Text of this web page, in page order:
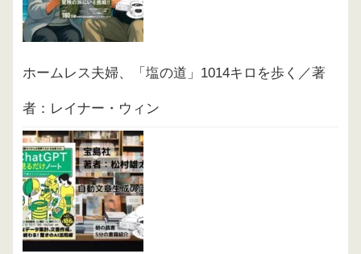
ホームレス夫婦、「塩の道」1014キロを歩く／著
者：レイナー・ウィン